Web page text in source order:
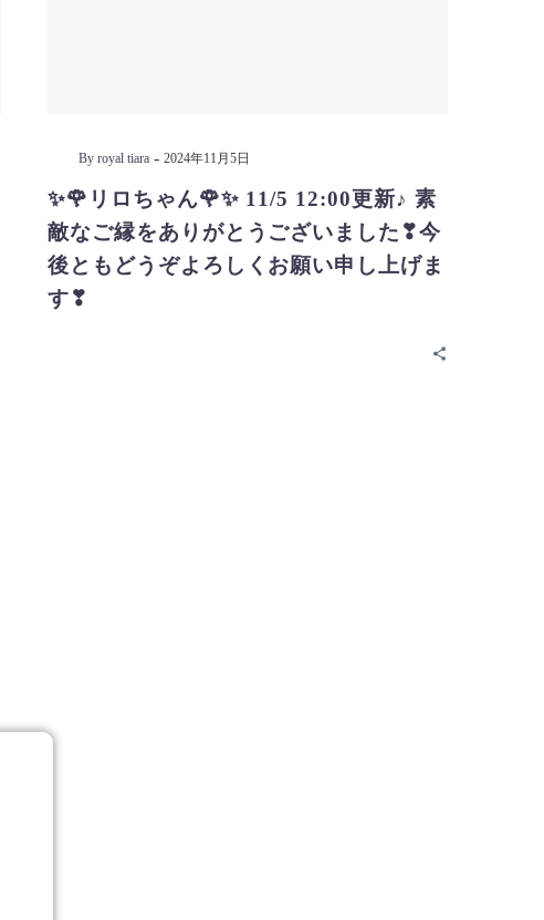
By royal tiara - 2024年11月5日
✨🌹リロちゃん🌹✨ 11/5 12:00更新♪ 素
敵なご縁をありがとうございました❣今
後ともどうぞよろしくお願い申し上げま
す❣